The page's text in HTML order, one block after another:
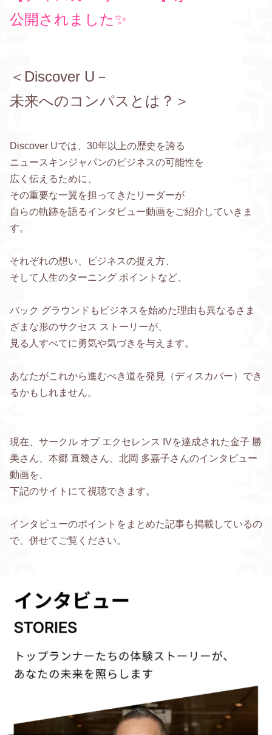
公開されました✨
＜Discover U－
未来へのコンパスとは？＞
Discover Uでは、30年以上の歴史を誇る
ニュースキンジャパンのビジネスの可能性を
広く伝えるために、
その重要な一翼を担ってきたリーダーが
自らの軌跡を語るインタビュー動画をご紹介していきま
す。
それぞれの想い、ビジネスの捉え方、
そして人生のターニング ポイントなど、
バック グラウンドもビジネスを始めた理由も異なるさま
ざまな形のサクセス ストーリーが、
見る人すべてに勇気や気づきを与えます。
あなたがこれから進むべき道を発見（ディスカバー）でき
るかもしれません。
現在、サークル オブ エクセレンス IVを達成された金子 勝
美さん、本郷 直幾さん、北岡 多嘉子さんのインタビュー
動画を、
下記のサイトにて視聴できます。
インタビューのポイントをまとめた記事も掲載しているの
で、併せてご覧ください。